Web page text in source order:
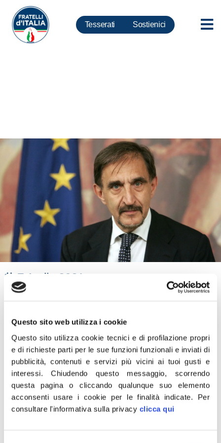
Questo sito web utilizza i cookie
Questo sito utilizza cookie tecnici e di profilazione propri
e di richieste parti per le sue funzioni funzionali e inviati di
pubblicità, contenuti e servizi più vicini ai tuoi gusti e
interessi.Chiudendo questo messaggio, scorrendo
questa pagina o cliccando qualunque suo elemento
acconsenti usare i cookie per le finalità indicate. Per
consultare l'informativa sulla privacy clicca qui
Tesserati Sostienici
7 Aprile 2021
“I Presidenti di Camera e Senato non possono
hanno detto che la legge non ammette discussione e
che la presidenza spetta all’opposizione. Avrebbero,
però, potuto esercitare più chiaramente il potere di
indirizzo e chiedere le sue dimissioni. Ora ci aspettiamo
che tutti i Gruppi parlamentari, a partire dagli amici della
Lega assieme ai quali vogliamo continuare a
combattere tante comuni battaglie, dopo una lecita